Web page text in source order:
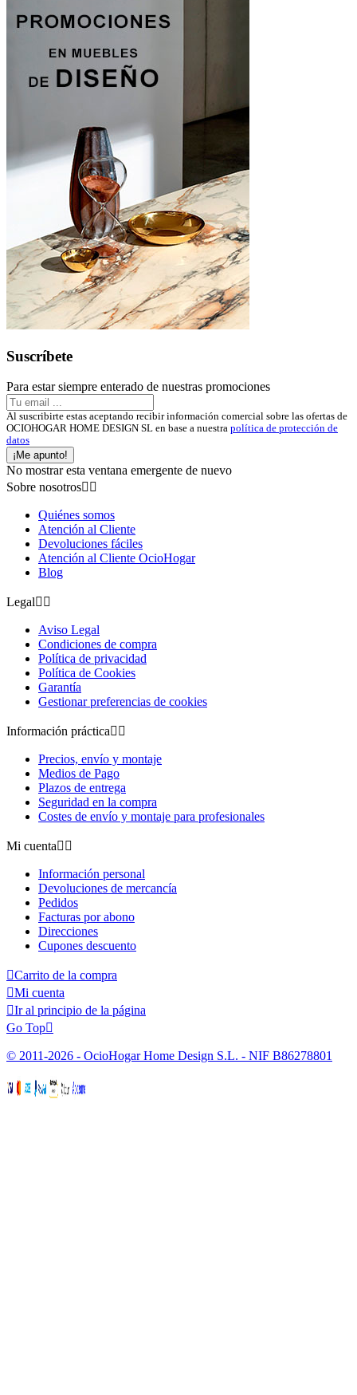
Suscríbete
Para estar siempre enterado de nuestras promociones
Al suscribirte estas aceptando recibir información comercial sobre las ofertas de
OCIOHOGAR HOME DESIGN SL en base a nuestra política de protección de
datos
¡Me apunto!
No mostrar esta ventana emergente de nuevo
Sobre nosotros 
Quiénes somos
Atención al Cliente
Devoluciones fáciles
Atención al Cliente OcioHogar
Blog
Legal 
Aviso Legal
Condiciones de compra
Política de privacidad
Política de Cookies
Garantía
Gestionar preferencias de cookies
Información práctica 
Precios, envío y montaje
Medios de Pago
Plazos de entrega
Seguridad en la compra
Costes de envío y montaje para profesionales
Mi cuenta 
Información personal
Devoluciones de mercancía
Pedidos
Facturas por abono
Direcciones
Cupones descuento
Carrito de la compra
Mi cuenta
Ir al principio de la página
Go Top
© 2011-2026 - OcioHogar Home Design S.L. - NIF B86278801